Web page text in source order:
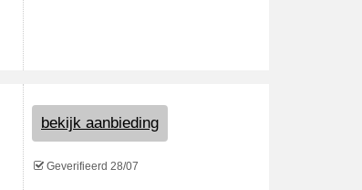
bekijk aanbieding
Geverifieerd 28/07